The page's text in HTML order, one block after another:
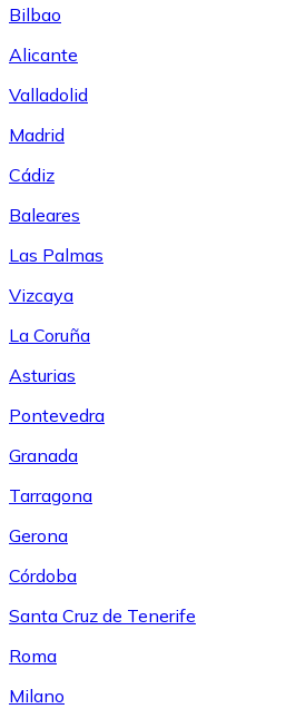
Bilbao
Alicante
Valladolid
Madrid
Cádiz
Baleares
Las Palmas
Vizcaya
La Coruña
Asturias
Pontevedra
Granada
Tarragona
Gerona
Córdoba
Santa Cruz de Tenerife
Roma
Milano